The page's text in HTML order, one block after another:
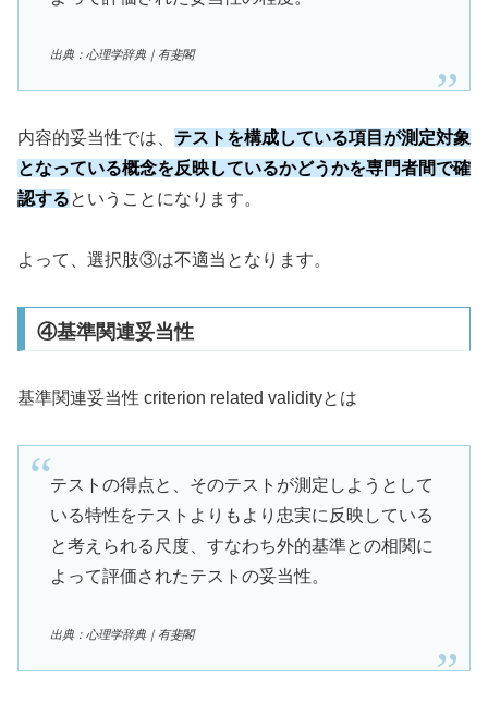
出典：心理学辞典｜有斐閣
内容的妥当性では、 テストを構成している項目が測定対象
となっている概念を反映しているかどうかを専門者間で確
認するということになります。
よって、選択肢③は不適当となります。
④基準関連妥当性
基準関連妥当性 criterion related validityとは
テストの得点と、そのテストが測定しようとして
いる特性をテストよりもより忠実に反映している
と考えられる尺度、すなわち外的基準との相関に
よって評価されたテストの妥当性。
出典：心理学辞典｜有斐閣